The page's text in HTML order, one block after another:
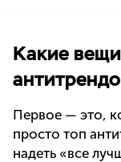
Какие
Первое — это,
просто топ
надеть «все